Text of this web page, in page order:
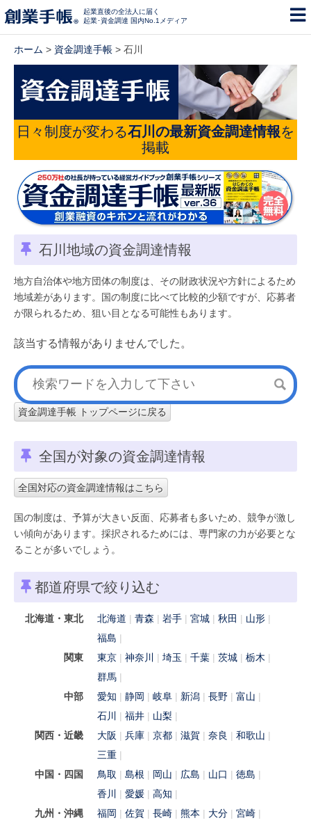
起業直後の全法人に届く
起業･資金調達 国内No.1メディア
ホーム > 資金調達手帳 > 石川
日々制度が変わる石川の最新資金調達情報を
掲載
石川地域の資金調達情報
地方自治体や地方団体の制度は、その財政状況や方針によるため
地域差があります。国の制度に比べて比較的少額ですが、応募者
が限られるため、狙い目となる可能性もあります。
該当する情報がありませんでした。
資金調達手帳 トップページに戻る
全国が対象の資金調達情報
全国対応の資金調達情報はこちら
国の制度は、予算が大きい反面、応募者も多いため、競争が激し
い傾向があります。採択されるためには、専門家の力が必要とな
ることが多いでしょう。
都道府県で絞り込む
北海道・東北 北海道 青森 岩手 宮城 秋田
山形
福島
関東
東京 神奈川 埼玉 千葉 茨城
栃木
群馬
中部
愛知 静岡 岐阜 新潟 長野
富山
石川
福井
山梨
関西・近畿
大阪 兵庫 京都 滋賀 奈良
和歌山
三重
中国・四国
鳥取 島根 岡山 広島 山口
徳島
香川
愛媛
高知
九州・沖縄
福岡 佐賀 長崎 熊本 大分
宮崎